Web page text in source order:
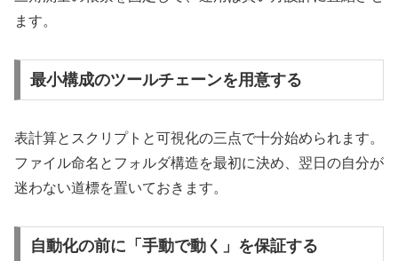
ます。
最小構成のツールチェーンを用意する
表計算とスクリプトと可視化の三点で十分始められます。
ファイル命名とフォルダ構造を最初に決め、翌日の自分が
迷わない道標を置いておきます。
自動化の前に「手動で動く」を保証する